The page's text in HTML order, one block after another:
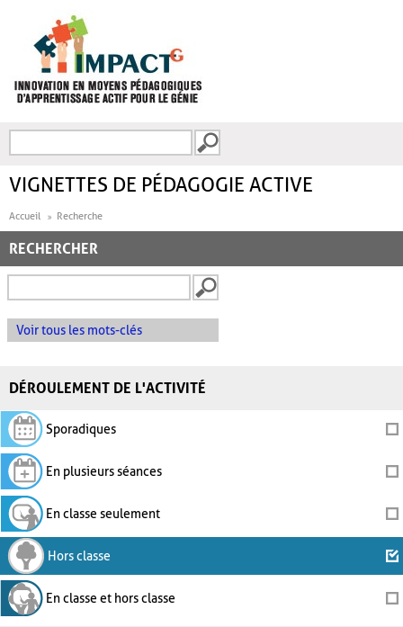
FORMULAIRE DE
VIGNETTES DE PÉDAGOGIE ACTIVE
Accueil Recherche
RECHERCHER
Voir tous les mots-clés
DÉROULEMENT DE L'ACTIVITÉ
Sporadiques
En plusieurs séances
En classe seulement
Hors classe
En classe et hors classe